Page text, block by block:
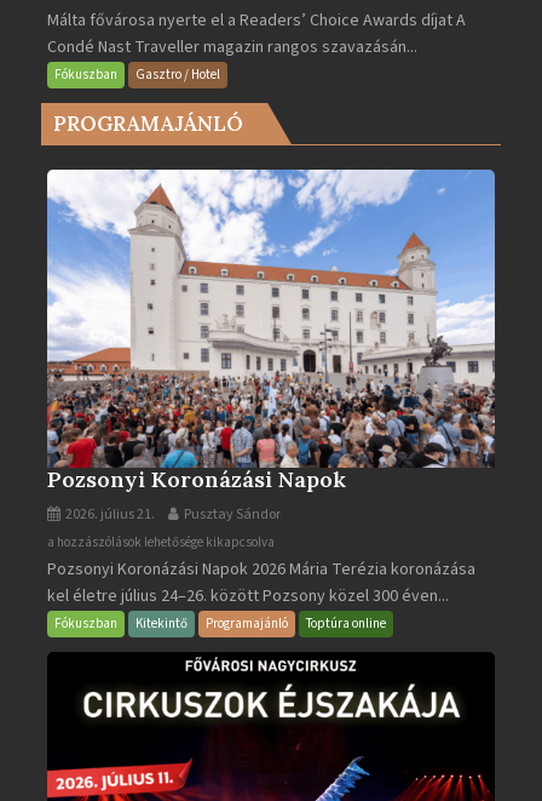
lett
Európa
legjobb
városa
2025-
bejegyzéshez
Málta fővárosa nyerte el a Readers’ Choice Awards díjat A
Condé Nast Traveller magazin rangos szavazásán...
Fókuszban Gasztro / Hotel
PROGRAMAJÁNLÓ
Pozsonyi Koronázási Napok
2026. július 21. Pusztay Sándor
Pozsonyi
Koronázási
Napok
bejegyzéshez
a hozzászólások lehetősége kikapcsolva
Pozsonyi Koronázási Napok 2026 Mária Terézia koronázása
kel életre július 24–26. között Pozsony közel 300 éven...
Fókuszban Kitekintő Programajánló Toptúra online